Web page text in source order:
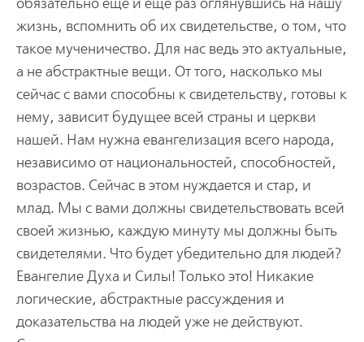
обязательно еще и еще раз оглянувшись на нашу
жизнь, вспомнить об их свидетельстве, о том, что
такое мученичество. Для нас ведь это актуальные,
а не абстрактные вещи. От того, насколько мы
сейчас с вами способны к свидетельству, готовы к
нему, зависит будущее всей страны и церкви
нашей. Нам нужна евангелизация всего народа,
независимо от национальностей, способностей,
возрастов. Сейчас в этом нуждается и стар, и
млад. Мы с вами должны свидетельствовать всей
своей жизнью, каждую минуту мы должны быть
свидетелями. Что будет убедительно для людей?
Евангелие Духа и Силы! Только это! Никакие
логические, абстрактные рассуждения и
доказательства на людей уже не действуют.